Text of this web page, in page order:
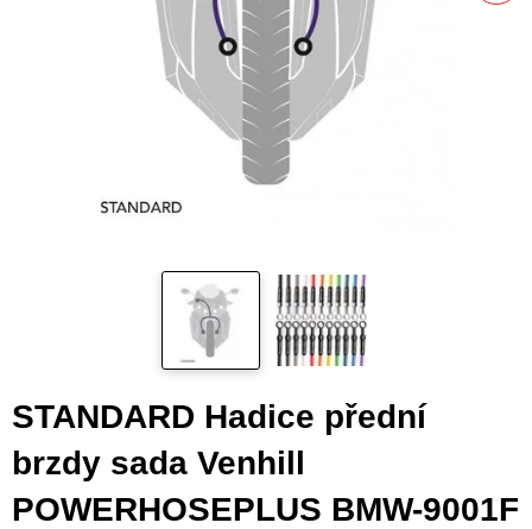
STANDARD Hadice přední
brzdy sada Venhill
POWERHOSEPLUS BMW-9001F